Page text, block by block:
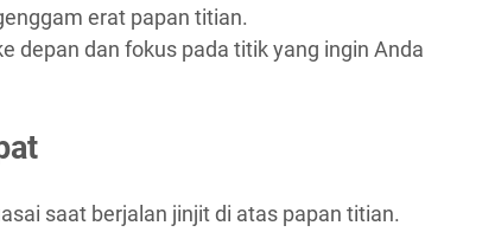
erat papan titian.
depan dan fokus pada titik yang ingin Anda
saat berjalan jinjit di atas papan titian.